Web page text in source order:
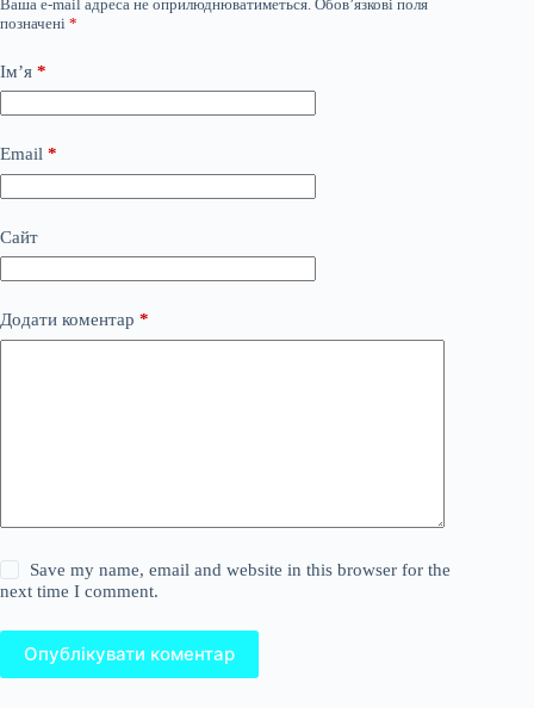
Ваша e-mail адреса не оприлюднюватиметься. Обов’язкові поля
позначені *
Ім’я *
Email *
Сайт
Додати коментар *
Save my name, email and website in this browser for the
next time I comment.
Опублікувати коментар